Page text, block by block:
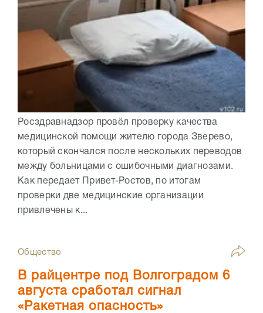
Росздравнадзор провёл проверку качества
медицинской помощи жителю города Зверево,
который скончался после нескольких переводов
между больницами с ошибочными диагнозами.
Как передает Привет-Ростов, по итогам
проверки две медицинские организации
привлечены к...
Общество
В райцентре под Волгоградом 6
августа сработал сигнал
«Ракетная опасность»